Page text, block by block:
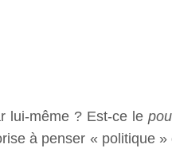
lui-même ? Est-ce le
à penser « politique